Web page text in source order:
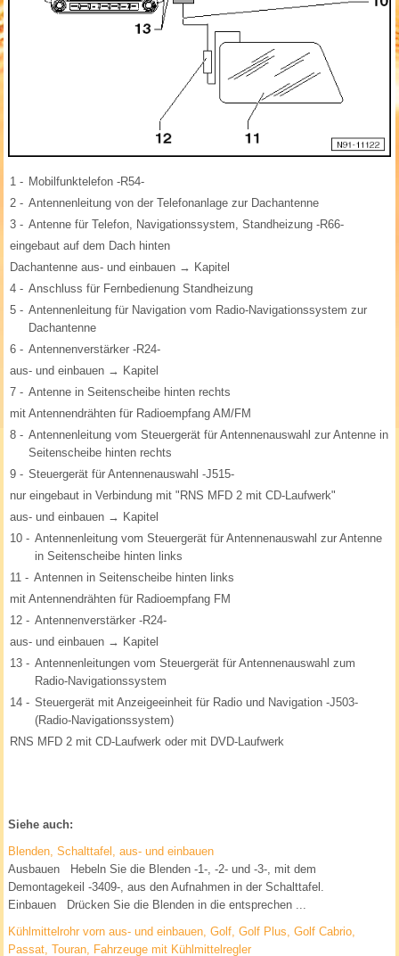
1 - Mobilfunktelefon -R54-
2 - Antennenleitung von der Telefonanlage zur Dachantenne
3 - Antenne für Telefon, Navigationssystem, Standheizung -R66-
eingebaut auf dem Dach hinten
Dachantenne aus- und einbauen → Kapitel
4 - Anschluss für Fernbedienung Standheizung
5 - Antennenleitung für Navigation vom Radio-Navigationssystem zur
Dachantenne
6 - Antennenverstärker -R24-
aus- und einbauen → Kapitel
7 - Antenne in Seitenscheibe hinten rechts
mit Antennendrähten für Radioempfang AM/FM
8 - Antennenleitung vom Steuergerät für Antennenauswahl zur Antenne in
Seitenscheibe hinten rechts
9 - Steuergerät für Antennenauswahl -J515-
nur eingebaut in Verbindung mit "RNS MFD 2 mit CD-Laufwerk"
aus- und einbauen → Kapitel
10 - Antennenleitung vom Steuergerät für Antennenauswahl zur Antenne
in Seitenscheibe hinten links
11 - Antennen in Seitenscheibe hinten links
mit Antennendrähten für Radioempfang FM
12 - Antennenverstärker -R24-
aus- und einbauen → Kapitel
13 - Antennenleitungen vom Steuergerät für Antennenauswahl zum
Radio-Navigationssystem
14 - Steuergerät mit Anzeigeeinheit für Radio und Navigation -J503-
(Radio-Navigationssystem)
RNS MFD 2 mit CD-Laufwerk oder mit DVD-Laufwerk
Siehe auch:
Blenden, Schalttafel, aus- und einbauen
Ausbauen Hebeln Sie die Blenden -1-, -2- und -3-, mit dem
Demontagekeil -3409-, aus den Aufnahmen in der Schalttafel.
Einbauen Drücken Sie die Blenden in die entsprechen ...
Kühlmittelrohr vorn aus- und einbauen, Golf, Golf Plus, Golf Cabrio,
Passat, Touran, Fahrzeuge mit Kühlmittelregler